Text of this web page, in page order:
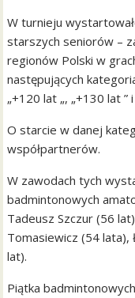
W turnieju
starszych seniorów –
regionów Polski w
następujących
„+120 lat „, „+130 lat ”
O starcie w danej
współpartnerów.
W zawodach tych
badmintonowych
Tadeusz Szczur (56
Tomasiewicz (54 lata),
lat).
Piątka